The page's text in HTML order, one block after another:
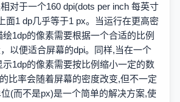
对于一个160 dpi(dots per inch 每英寸
面1 dp几乎等于1 px。当运行在更高密
1dp的像素需要根据一个合适的比例
以便适合屏幕的dpi。同样,当在一个
1dp的像素需要按比例缩小一定的数
比率会随着屏幕的密度改变,但不一定
(而不是px)是一个简单的解决方案,使